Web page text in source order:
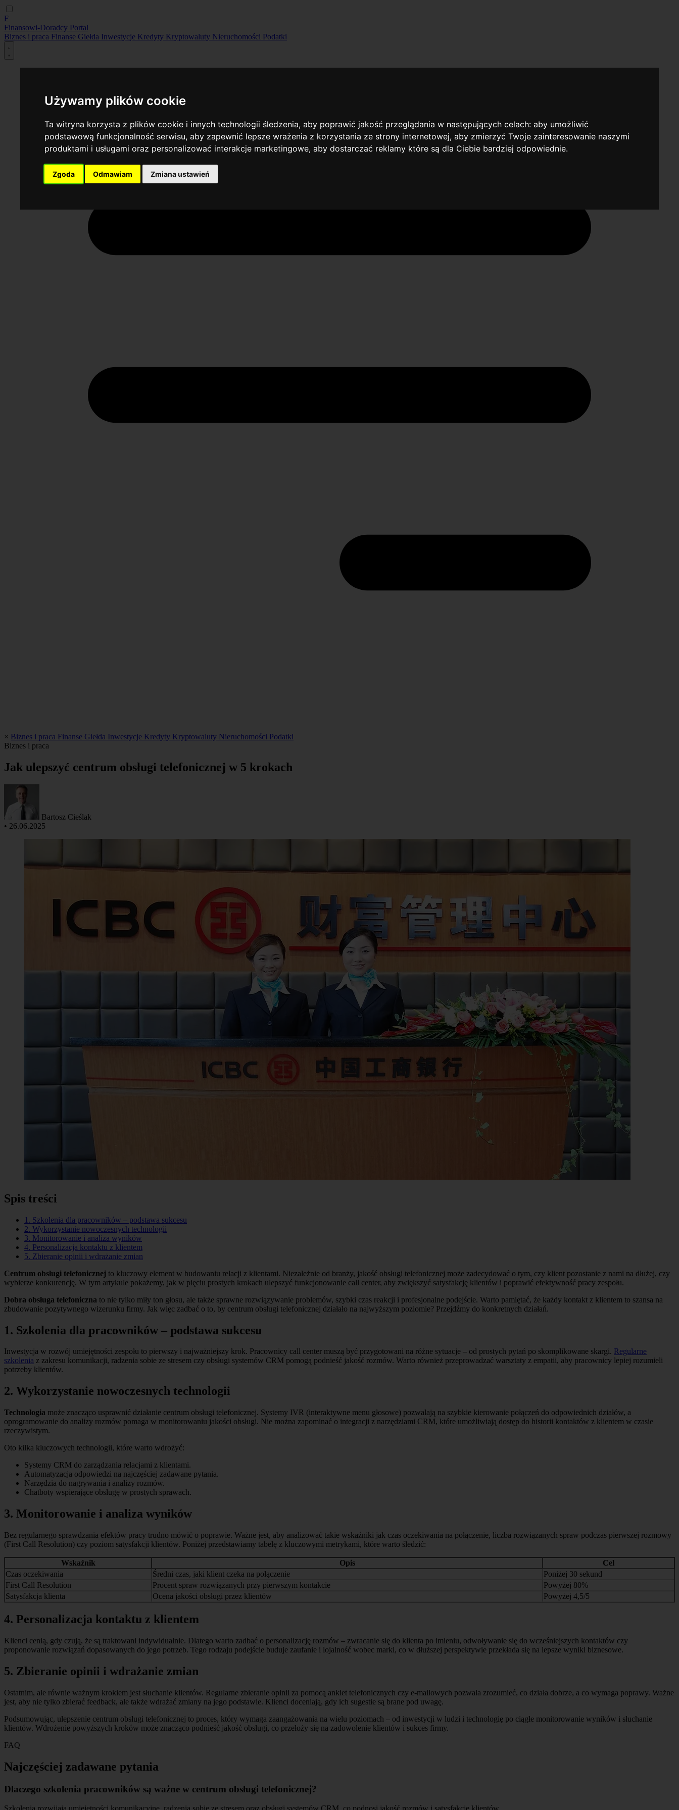
Używamy plików cookie
Ta witryna korzysta z plików cookie i innych technologii śledzenia, aby poprawić jakość przeglądania w następujących celach:aby umożliwić
podstawową funkcjonalność serwisu,aby zapewnić lepsze wrażenia z korzystania ze strony internetowej,aby zmierzyć Twoje zainteresowanie naszymi
produktami i usługami oraz personalizować interakcje marketingowe,aby dostarczać reklamy które są dla Ciebie bardziej odpowiednie.
Zgoda Odmawiam Zmiana ustawień
F
Finansowi-Doradcy Portal
Biznes i praca Finanse Giełda Inwestycje Kredyty Kryptowaluty Nieruchomości Podatki
× Biznes i praca Finanse Giełda Inwestycje Kredyty Kryptowaluty Nieruchomości Podatki
Biznes i praca
Jak ulepszyć centrum obsługi telefonicznej w 5 krokach
Bartosz Cieślak
• 26.06.2025
Spis treści
1. Szkolenia dla pracowników – podstawa sukcesu
2. Wykorzystanie nowoczesnych technologii
3. Monitorowanie i analiza wyników
4. Personalizacja kontaktu z klientem
5. Zbieranie opinii i wdrażanie zmian
Centrum obsługi telefonicznej to kluczowy element w budowaniu relacji z klientami. Niezależnie od branży, jakość obsługi telefonicznej może zadecydować o tym, czy klient pozostanie z nami na dłużej, czy
wybierze konkurencję. W tym artykule pokażemy, jak w pięciu prostych krokach ulepszyć funkcjonowanie call center, aby zwiększyć satysfakcję klientów i poprawić efektywność pracy zespołu.
Dobra obsługa telefoniczna to nie tylko miły ton głosu, ale także sprawne rozwiązywanie problemów, szybki czas reakcji i profesjonalne podejście. Warto pamiętać, że każdy kontakt z klientem to szansa na
zbudowanie pozytywnego wizerunku firmy. Jak więc zadbać o to, by centrum obsługi telefonicznej działało na najwyższym poziomie? Przejdźmy do konkretnych działań.
1. Szkolenia dla pracowników – podstawa sukcesu
Inwestycja w rozwój umiejętności zespołu to pierwszy i najważniejszy krok. Pracownicy call center muszą być przygotowani na różne sytuacje – od prostych pytań po skomplikowane skargi. Regularne
szkolenia z zakresu komunikacji, radzenia sobie ze stresem czy obsługi systemów CRM pomogą podnieść jakość rozmów. Warto również przeprowadzać warsztaty z empatii, aby pracownicy lepiej rozumieli
potrzeby klientów.
2. Wykorzystanie nowoczesnych technologii
Technologia może znacząco usprawnić działanie centrum obsługi telefonicznej. Systemy IVR (interaktywne menu głosowe) pozwalają na szybkie kierowanie połączeń do odpowiednich działów, a
oprogramowanie do analizy rozmów pomaga w monitorowaniu jakości obsługi. Nie można zapominać o integracji z narzędziami CRM, które umożliwiają dostęp do historii kontaktów z klientem w czasie
rzeczywistym.
Oto kilka kluczowych technologii, które warto wdrożyć:
Systemy CRM do zarządzania relacjami z klientami.
Automatyzacja odpowiedzi na najczęściej zadawane pytania.
Narzędzia do nagrywania i analizy rozmów.
Chatboty wspierające obsługę w prostych sprawach.
3. Monitorowanie i analiza wyników
Bez regularnego sprawdzania efektów pracy trudno mówić o poprawie. Ważne jest, aby analizować takie wskaźniki jak czas oczekiwania na połączenie, liczba rozwiązanych spraw podczas pierwszej rozmowy
(First Call Resolution) czy poziom satysfakcji klientów. Poniżej przedstawiamy tabelę z kluczowymi metrykami, które warto śledzić:
Wskaźnik Opis
Cel
Czas oczekiwania
Średni czas, jaki klient czeka na połączenie
Poniżej 30 sekund
First Call Resolution
Procent spraw rozwiązanych przy pierwszym kontakcie
Powyżej 80%
Satysfakcja klienta
Ocena jakości obsługi przez klientów Powyżej 4,5/5
4. Personalizacja kontaktu z klientem
Klienci cenią, gdy czują, że są traktowani indywidualnie. Dlatego warto zadbać o personalizację rozmów – zwracanie się do klienta po imieniu, odwoływanie się do wcześniejszych kontaktów czy
proponowanie rozwiązań dopasowanych do jego potrzeb. Tego rodzaju podejście buduje zaufanie i lojalność wobec marki, co w dłuższej perspektywie przekłada się na lepsze wyniki biznesowe.
5. Zbieranie opinii i wdrażanie zmian
Ostatnim, ale równie ważnym krokiem jest słuchanie klientów. Regularne zbieranie opinii za pomocą ankiet telefonicznych czy e-mailowych pozwala zrozumieć, co działa dobrze, a co wymaga poprawy. Ważne
jest, aby nie tylko zbierać feedback, ale także wdrażać zmiany na jego podstawie. Klienci doceniają, gdy ich sugestie są brane pod uwagę.
Podsumowując, ulepszenie centrum obsługi telefonicznej to proces, który wymaga zaangażowania na wielu poziomach – od inwestycji w ludzi i technologię po ciągłe monitorowanie wyników i słuchanie
klientów. Wdrożenie powyższych kroków może znacząco podnieść jakość obsługi, co przełoży się na zadowolenie klientów i sukces firmy.
FAQ
Najczęściej zadawane pytania
Dlaczego szkolenia pracowników są ważne w centrum obsługi telefonicznej?